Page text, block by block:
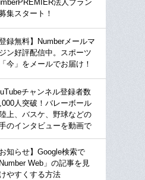
法人プラン
集スタート！
登録無料】Numberメールマ
ン好評配信中。スポーツ
今」をメールでお届け！
チャンネル登録者数
人突破！バレーボール
上、バスケ、野球などの
のインタビューを動画で
お知らせ】Google検索で
Number Web」の記事を見
やすくする方法